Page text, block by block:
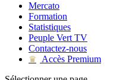
Mercato
Formation
Statistiques
Peuple Vert TV
Contactez-nous
♛
Accès Premium